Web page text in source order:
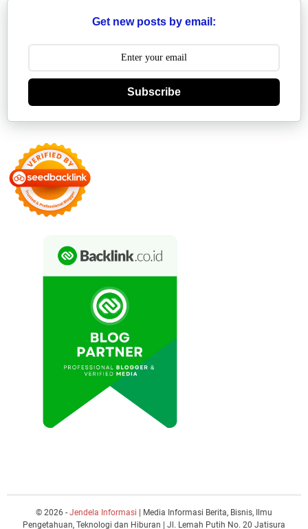
Get new posts by email:
Subscribe
© 2026 - Jendela Informasi | Media Informasi Berita, Bisnis, Ilmu
Pengetahuan, Teknologi dan Hiburan | Jl. Lemah Putih No. 20 Jatisura